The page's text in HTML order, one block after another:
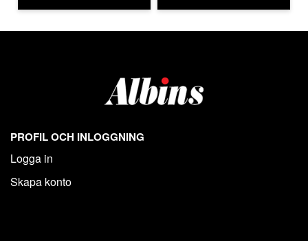
PROFIL OCH INLOGGNING
Logga in
Skapa konto